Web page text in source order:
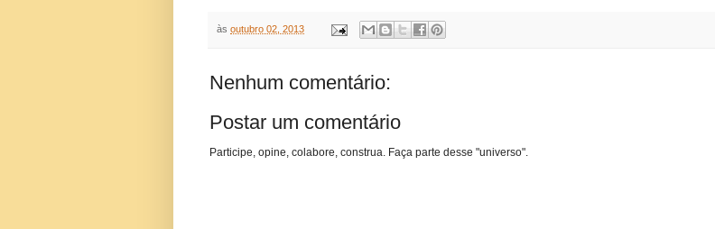
às outubro 02, 2013
Nenhum comentário:
Postar um comentário
Participe, opine, colabore, construa. Faça parte desse "universo".